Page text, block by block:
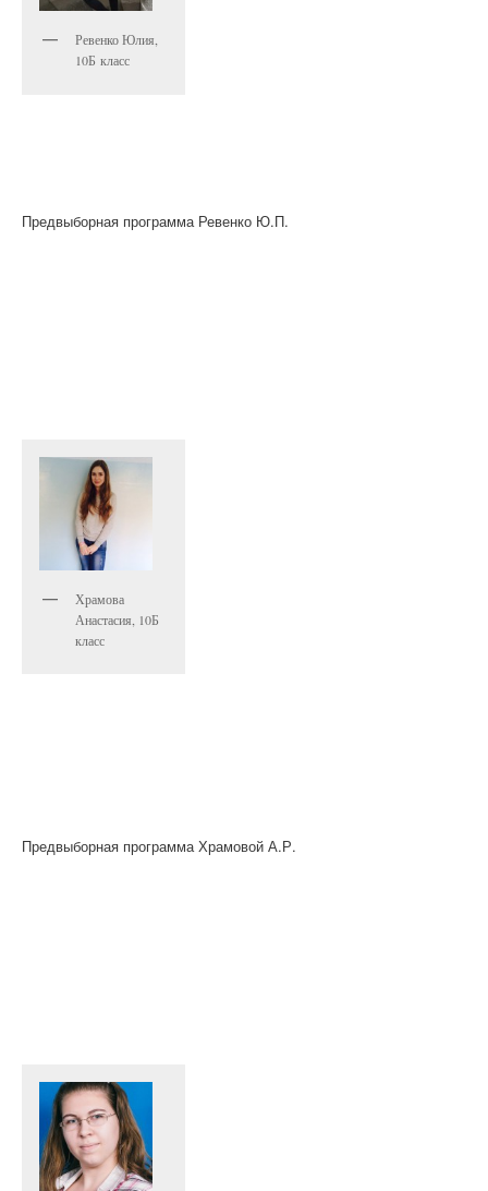
Ревенко Юлия,
10Б класс
Предвыборная программа Ревенко Ю.П.
Храмова
Анастасия, 10Б
класс
Предвыборная программа Храмовой А.Р.